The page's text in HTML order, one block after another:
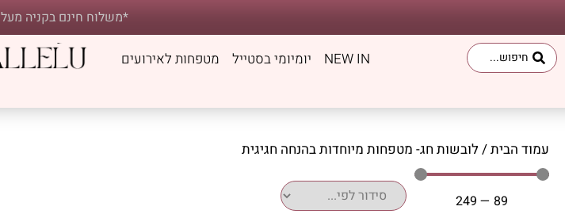
*משלוח חינם בקניה מעל 350 ש״ח **
NEW IN יומיומי בסטייל מטפחות לאירועים
עמוד הבית/ לובשות חג- מטפחות מיוחדות בהנחה חגיגית
89
—
249